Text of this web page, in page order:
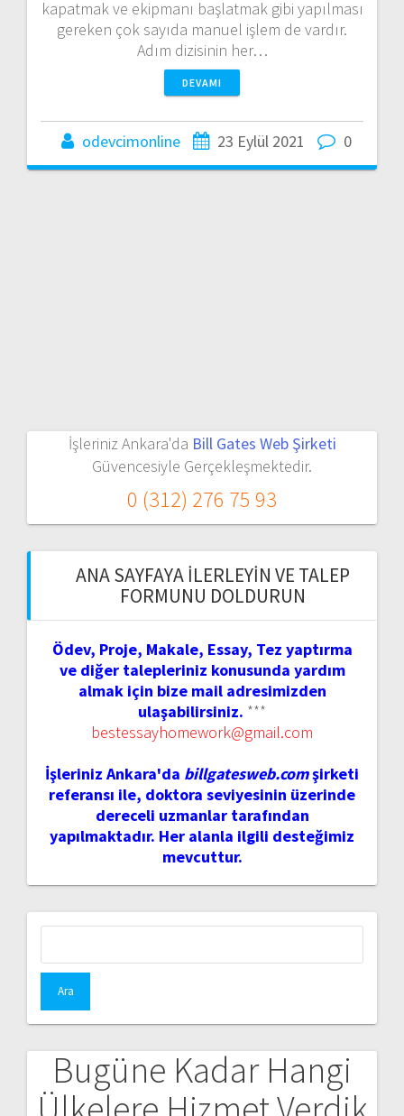
kapatmak ve ekipmanı başlatmak gibi yapılması
gereken çok sayıda manuel işlem de vardır.
Adım dizisinin her…
DEVAMI
odevcimonline 23 Eylül 2021 0
İşleriniz Ankara'da Bill Gates Web Şirketi
Güvencesiyle Gerçekleşmektedir.
0 (312) 276 75 93
ANA SAYFAYA İLERLEYIN VE TALEP
FORMUNU DOLDURUN
Ödev, Proje, Makale, Essay, Tez yaptırma
ve diğer talepleriniz konusunda yardım
almak için bize mail adresimizden
ulaşabilirsiniz. ***
bestessayhomework@gmail.com
İşleriniz Ankara'da billgatesweb.comşirketi
referansı ile, doktora seviyesinin üzerinde
dereceli uzmanlar tarafından
yapılmaktadır. Her alanla ilgili desteğimiz
mevcuttur.
Bugüne Kadar Hangi